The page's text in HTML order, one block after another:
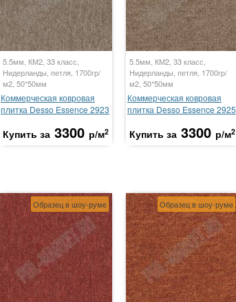
5.5мм, КМ2, 33 класс,
Нидерланды, петля, 1700гр/
м2, 50*50мм
Коммерческая ковровая
плитка Desso Essence 2923
Купить за 3300 р/м2
5.5мм, КМ2, 33 класс,
Нидерланды, петля, 1700гр/
м2, 50*50мм
Коммерческая ковровая
плитка Desso Essence 2925
Купить за 3300 р/м2
Образец в шоу-руме Образец в шоу-руме